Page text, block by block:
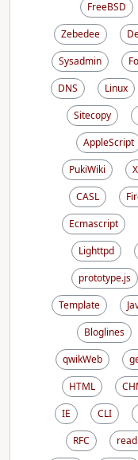
FreeBSD
Zebedee
Sysadmin
DNS
Linux
Sitecopy
AppleScript
PukiWiki
CASL
Ecmascript
Lighttpd
prototype.js
Template
Bloglines
qwikWeb
HTML
IE
CLI
RFC